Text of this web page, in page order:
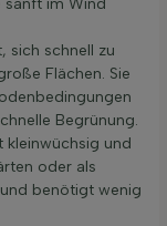
sanft im Wind
sich schnell zu
Flächen. Sie
Begrünung.
kleinwüchsig und
oder als
benötigt wenig